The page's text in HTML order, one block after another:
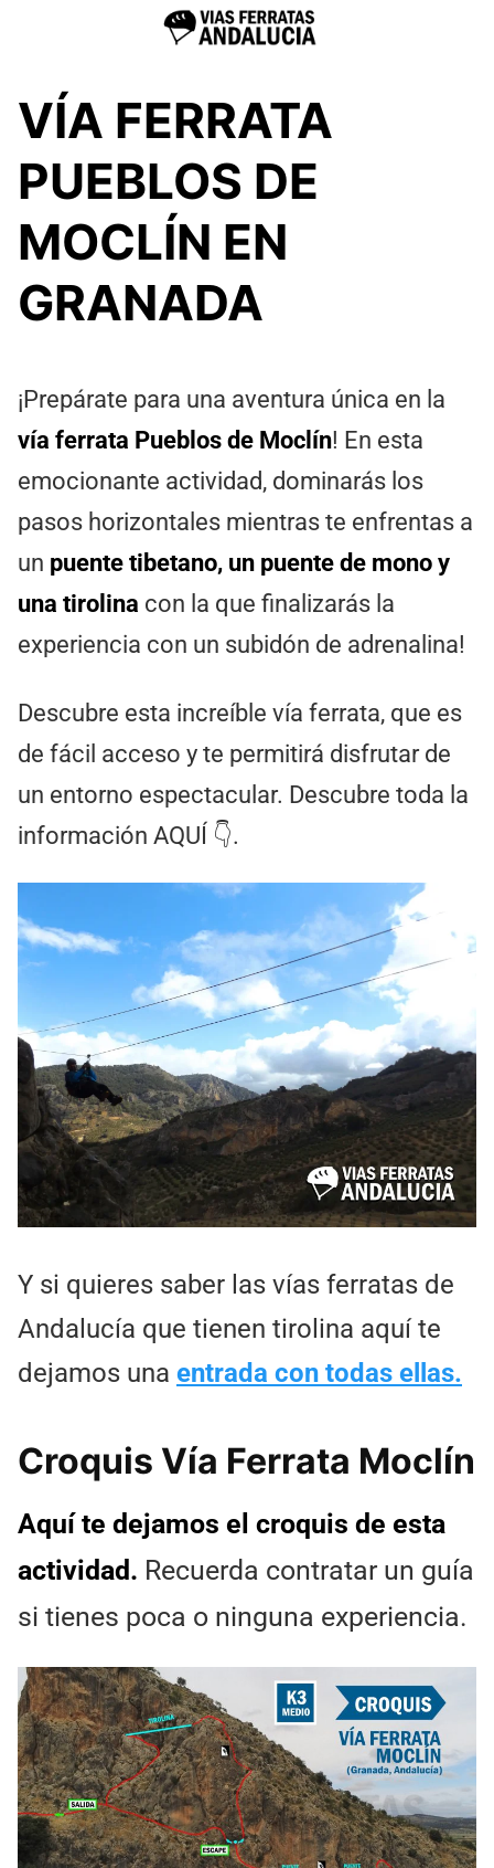
VÍA FERRATA
PUEBLOS DE
MOCLÍN EN
GRANADA
¡Prepárate para una aventura única en la
vía ferrata Pueblos de Moclín! En esta
emocionante actividad, dominarás los
pasos horizontales mientras te enfrentas a
un puente tibetano, un puente de mono y
una tirolina con la que finalizarás la
experiencia con un subidón de adrenalina!
Descubre esta increíble vía ferrata, que es
de fácil acceso y te permitirá disfrutar de
un entorno espectacular. Descubre toda la
información AQUÍ 👇.
Y si quieres saber las vías ferratas de
Andalucía que tienen tirolina aquí te
dejamos una entrada con todas ellas.
Croquis Vía Ferrata Moclín
Aquí te dejamos el croquis de esta
actividad. Recuerda contratar un guía
si tienes poca o ninguna experiencia.